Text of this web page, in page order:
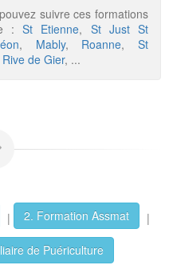
suivre ces formations
:St Etienne, St Just St
, Mably, Roanne,St
Rive de Gier, ...
| 2. Formation Assmat
|
de Puériculture